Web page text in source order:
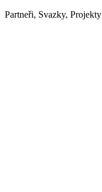
Partneři, Svazky, Projekty